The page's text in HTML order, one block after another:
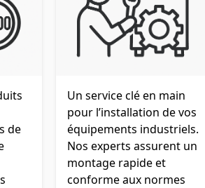
de
Un service clé en main
pour l’installation de vos
équipements industriels.
Nos experts assurent un
montage rapide et
conforme aux normes